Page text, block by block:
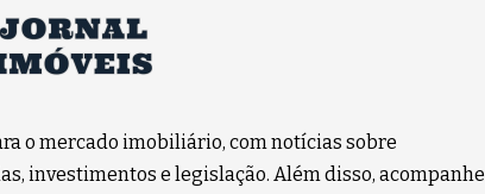
o mercado imobiliário, com notícias sobre
investimentos e legislação. Além disso, acompanhe